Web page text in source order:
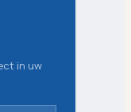
in uw